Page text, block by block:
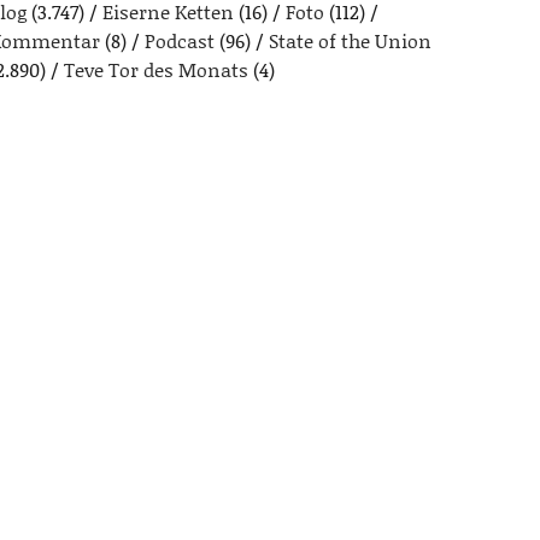
(3.747) Eiserne Ketten (16) Foto (112)
(8) Podcast(96)
State of the Union
Teve Tor des Monats (4)